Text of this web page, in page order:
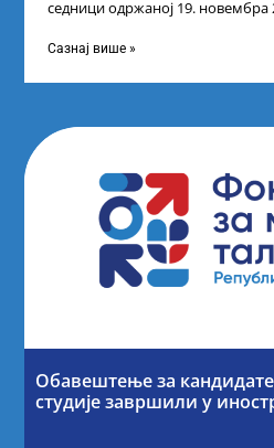
седници одржаној 19. новембра
Сазнај више »
Обавештење за кандидате
студије завршили у